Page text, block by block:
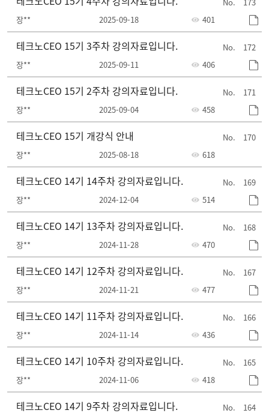
장** 2025-09-18 401
172
테크노CEO 15기 3주차 강의자료입니다.
장** 2025-09-11 406
171
테크노CEO 15기 2주차 강의자료입니다.
장** 2025-09-04 458
170
테크노CEO 15기 개강식 안내
장** 2025-08-18 618
169
테크노CEO 14기 14주차 강의자료입니다.
장** 2024-12-04 514
168
테크노CEO 14기 13주차 강의자료입니다.
장** 2024-11-28 470
167
테크노CEO 14기 12주차 강의자료입니다.
장** 2024-11-21 477
166
테크노CEO 14기 11주차 강의자료입니다.
장** 2024-11-14 436
165
테크노CEO 14기 10주차 강의자료입니다.
장** 2024-11-06 418
164
테크노CEO 14기 9주차 강의자료입니다.